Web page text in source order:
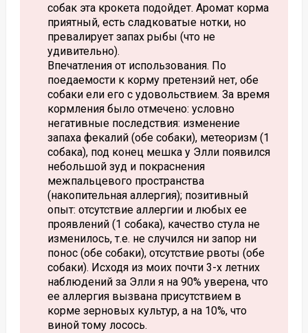
собак эта крокета подойдет. Аромат корма
приятный, есть сладковатые нотки, но
превалирует запах рыбы (что не
удивительно).
Впечатления от использования. По
поедаемости к корму претензий нет, обе
собаки ели его с удовольствием. За время
кормления было отмечено: условно
негативные последствия: изменение
запаха фекалий (обе собаки), метеоризм (1
собака), под конец мешка у Элли появился
небольшой зуд и покраснения
межпальцевого пространства
(накопительная аллергия); позитивный
опыт: отсутствие аллергии и любых ее
проявлений (1 собака), качество стула не
изменилось, т.е. не случился ни запор ни
понос (обе собаки), отсутствие рвоты (обе
собаки). Исходя из моих почти 3-х летних
наблюдений за Элли я на 90% уверена, что
ее аллергия вызвана присутствием в
корме зерновых культур, а на 10%, что
виной тому лосось.